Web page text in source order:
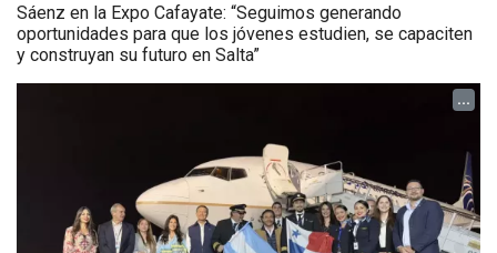
Sáenz en la Expo Cafayate: “Seguimos generando
oportunidades para que los jóvenes estudien, se capaciten
y construyan su futuro en Salta”
...